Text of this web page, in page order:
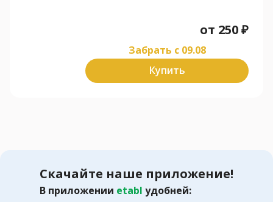
от 250₽
Забрать c 09.08
Купить
Скачайте наше приложение!
В приложении etabl удобней: